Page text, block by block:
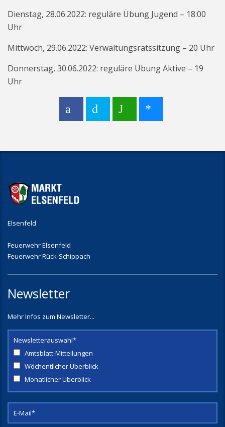
Dienstag, 28.06.2022: reguläre Übung Jugend – 18:00
Uhr
Mittwoch, 29.06.2022: Verwaltungsratssitzung – 20 Uhr
Donnerstag, 30.06.2022: reguläre Übung Aktive – 19
Uhr
Elsenfeld
Feuerwehr Elsenfeld
Feuerwehr Rück-Schippach
Newsletter
Mehr Infos zum Newsletter...
Newsletterauswahl*
Amtsblatt-Mitteilungen
Wöchentlicher Überblick
Monatlicher Überblick